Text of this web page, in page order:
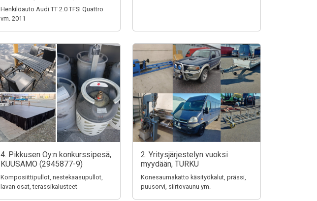
Henkilöauto Audi TT 2.0 TFSI Quattro
vm. 2011
4. Pikkusen Oy:n konkurssipesä,
KUUSAMO (2945877-9)
Komposiittipullot, nestekaasupullot,
lavan osat, terassikalusteet
2. Yritysjärjestelyn vuoksi
myydään, TURKU
Konesaumakatto käsityökalut, prässi,
puusorvi, siirtovaunu ym.